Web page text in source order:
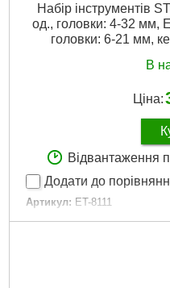
Набір інструментів
од., головки: 4-32 мм,
головки: 6-21 мм,
В
Ціна:
Відвантаження
Додати до
Артикул: ET-8111
Код товару: 22.48.87